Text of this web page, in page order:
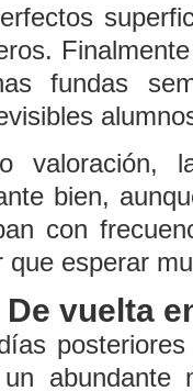
fundas
valoración,
bien,
con
que esperar
De vuelta
abundante